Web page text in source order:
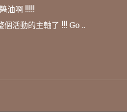
醬油啊 !!!!!
個活動的主軸了 !!! Go ..